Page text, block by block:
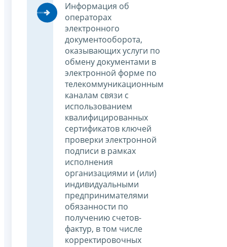
Информация об
операторах
электронного
документооборота,
оказывающих услуги по
обмену документами в
электронной форме по
телекоммуникационным
каналам связи с
использованием
квалифицированных
сертификатов ключей
проверки электронной
подписи в рамках
исполнения
организациями и (или)
индивидуальными
предпринимателями
обязанности по
получению счетов-
фактур, в том числе
корректировочных